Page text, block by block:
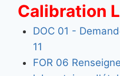
Calibration
DOC 01 -
11
FOR 06